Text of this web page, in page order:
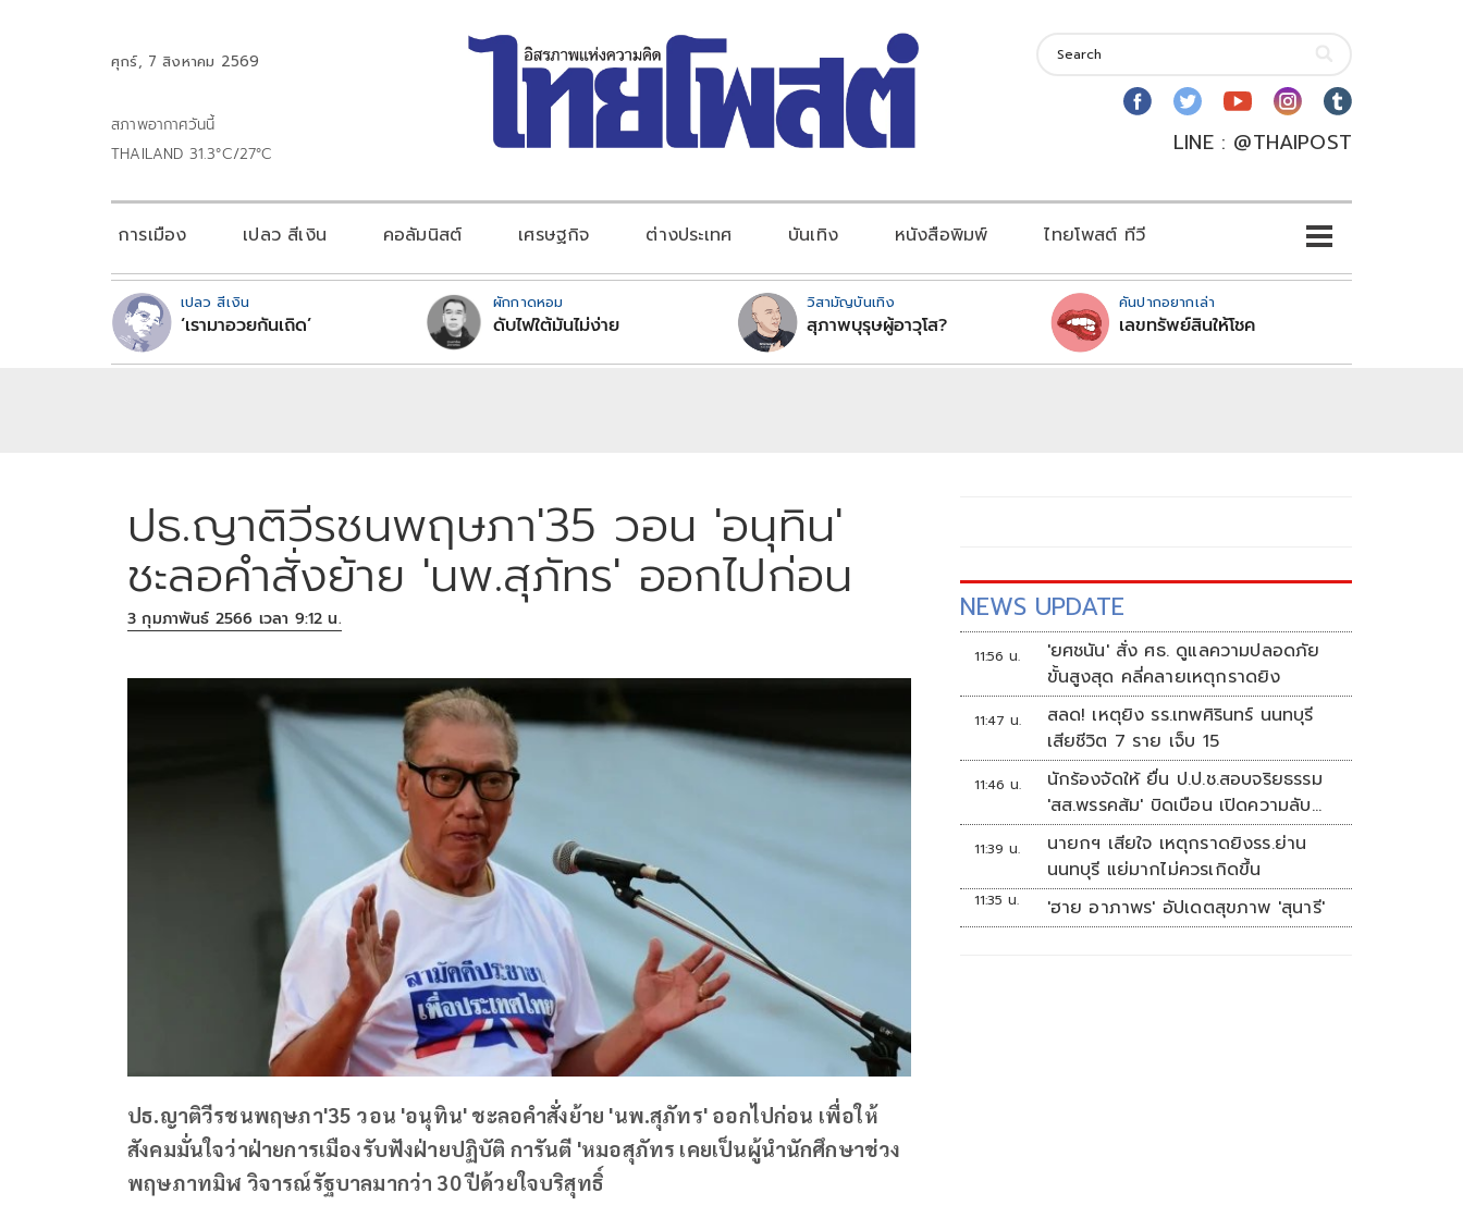
ศุกร์, 7 สิงหาคม 2569
สภาพอากาศวันนี้
THAILAND 31.3°C/27°C
LINE : @THAIPOST
การเมือง เปลว สีเงิน คอลัมนิสต์ เศรษฐกิจ ต่างประเทศ บันเทิง หนังสือพิมพ์ ไทยโพสต์ ทีวี
เปลว สีเงิน
‘เรามาอวยกันเถิด’
ผักกาดหอม
ดับไฟใต้มันไม่ง่าย
วิสามัญบันเทิง
สุภาพบุรุษผู้อาวุโส?
คันปากอยากเล่า
เลขทรัพย์สินให้โชค
ปธ.ญาติวีรชนพฤษภา'35 วอน 'อนุทิน'
ชะลอคำสั่งย้าย 'นพ.สุภัทร' ออกไปก่อน
3 กุมภาพันธ์ 2566 เวลา 9:12 น.
ปธ.ญาติวีรชนพฤษภา'35 วอน 'อนุทิน' ชะลอคำสั่งย้าย 'นพ.สุภัทร' ออกไปก่อน เพื่อให้
สังคมมั่นใจว่าฝ่ายการเมืองรับฟังฝ่ายปฏิบัติ การันตี 'หมอสุภัทร เคยเป็นผู้นำนักศึกษาช่วง
พฤษภาทมิฬ วิจารณ์รัฐบาลมากว่า 30 ปีด้วยใจบริสุทธิ์
NEWS UPDATE
11:56 น.
'ยศชนัน' สั่ง ศธ. ดูแลความปลอดภัย
ขั้นสูงสุด คลี่คลายเหตุกราดยิง
11:47 น.
สลด! เหตุยิง รร.เทพศิรินทร์ นนทบุรี
เสียชีวิต 7 ราย เจ็บ 15
11:46 น.
นักร้องจัดให้ ยื่น ป.ป.ช.สอบจริยธรรม
'สส.พรรคส้ม' บิดเบือน เปิดความลับ
'บังเกอร์ทหาร'
11:39 น.
นายกฯ เสียใจ เหตุกราดยิงรร.ย่าน
นนทบุรี แย่มากไม่ควรเกิดขึ้น
11:35 น. 'ฮาย อาภาพร' อัปเดตสุขภาพ 'สุนารี'